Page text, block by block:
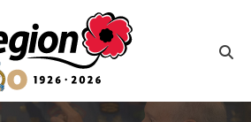
Canadian Legion